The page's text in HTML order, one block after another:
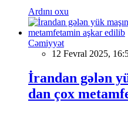
Ardını oxu
Cəmiyyət
12 Fevral 2025,
İrandan gələn
dan çox